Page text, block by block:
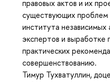
правовых актов и их
существующих проблем
института
экспертов и выработке
практических
совершенствованию.
Тимур Тухватуллин,